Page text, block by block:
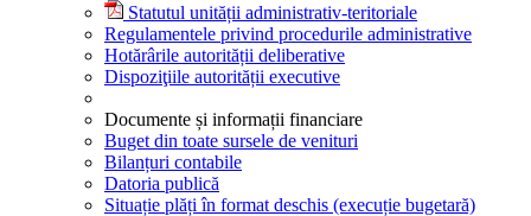
Statutul unității administrativ-teritoriale
Regulamentele privind procedurile administrative
Hotărârile autorității deliberative
Dispoziţiile autorității executive
Documente și informații financiare
Buget din toate sursele de venituri
Bilanțuri contabile
Datoria publică
Situație plăți în format deschis (execuție bugetară)